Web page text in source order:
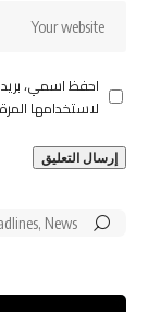
احفظ اسمي،
لاستخدامها
Search